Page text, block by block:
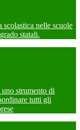
scolastica nelle scuole
statali.
strumento di
tutti gli